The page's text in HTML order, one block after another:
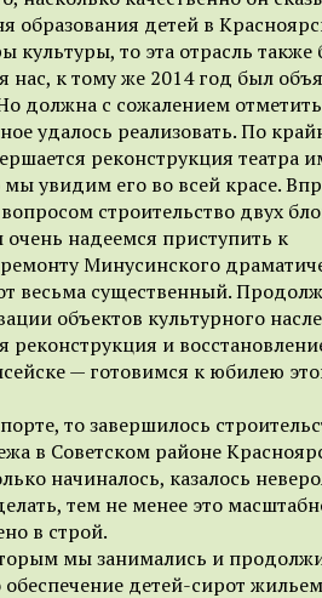
образования детей в
культуры, то эта отрасль также
нас, к тому же 2014 год был
должна с сожалением
удалось реализовать. По
реконструкция театра
увидим его во всей красе.
строительство двух
надеемся приступить к
Минусинского
весьма существенный.
объектов культурного
реконструкция и
— готовимся к юбилею
то завершилось
в Советском районе
начиналось, казалось
тем не менее это
в строй.
мы занимались и
обеспечение детей-сирот